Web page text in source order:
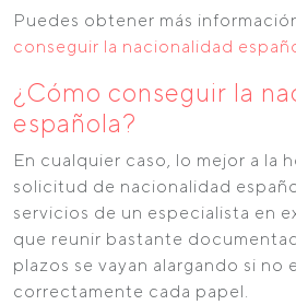
Puedes obtener más
conseguir la nacionalidad
¿Cómo conseguir la
española?
En cualquier caso, lo mejor a la
solicitud de nacionalidad
servicios de un especialista en
que reunir bastante
plazos se vayan alargando si no
correctamente cada papel.